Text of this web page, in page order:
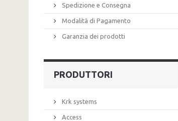
Spedizione e Consegna
Modalità di Pagamento
Garanzia dei prodotti
PRODUTTORI
Krk systems
Access